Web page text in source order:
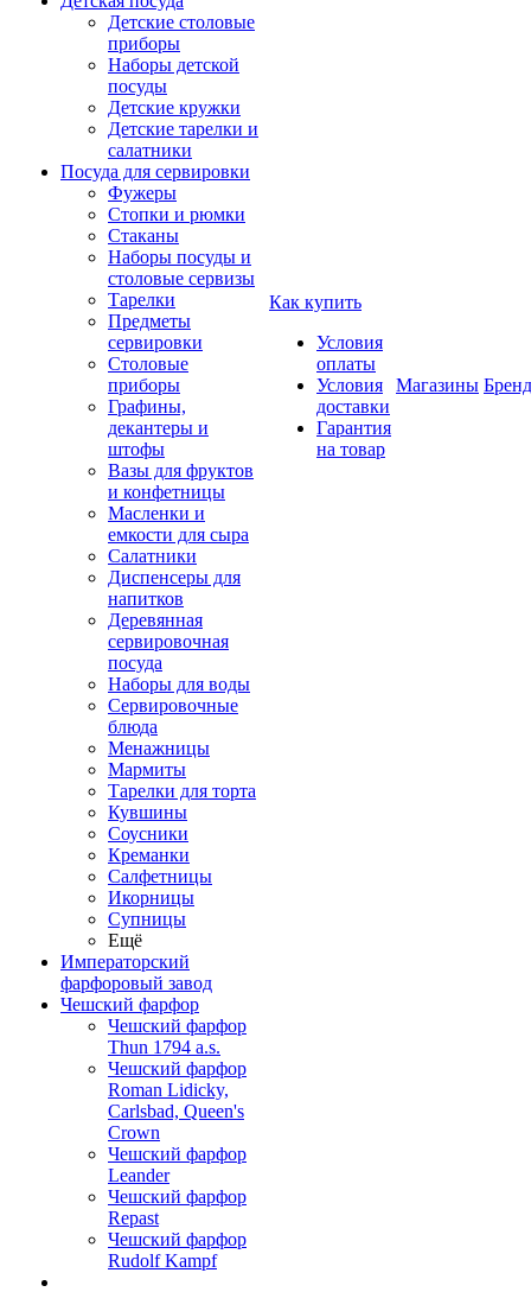
Детские столовые
приборы
Наборы детской
посуды
Детские кружки
Детские тарелки и
салатники
Посуда для сервировки
Фужеры
Стопки и рюмки
Стаканы
Наборы посуды и
столовые сервизы
Тарелки
Предметы
сервировки
Столовые
приборы
Графины,
декантеры и
штофы
Вазы для фруктов
и конфетницы
Масленки и
емкости для сыра
Салатники
Диспенсеры для
напитков
Деревянная
сервировочная
посуда
Наборы для воды
Сервировочные
блюда
Менажницы
Мармиты
Тарелки для торта
Кувшины
Соусники
Креманки
Салфетницы
Икорницы
Супницы
Ещё
Императорский
фарфоровый завод
Чешский фарфор
Чешский фарфор
Thun 1794 a.s.
Чешский фарфор
Roman Lidicky,
Carlsbad, Queen's
Crown
Чешский фарфор
Leander
Чешский фарфор
Repast
Чешский фарфор
Rudolf Kampf
Как купить
Условия
оплаты
Условия
доставки
Гарантия
на товар
Магазины